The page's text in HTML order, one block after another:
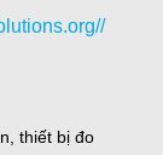
thiết bị đo